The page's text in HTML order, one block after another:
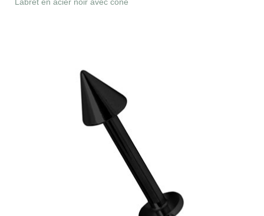
Labret en acier noir avec cône